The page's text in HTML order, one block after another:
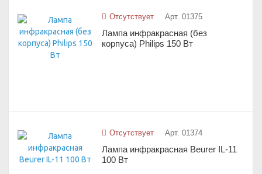
Отсутствует Арт. 01375
Лампа инфракрасная (без
корпуса) Philips 150 Вт
Отсутствует Арт. 01374
Лампа инфракрасная Beurer IL-11
100 Вт